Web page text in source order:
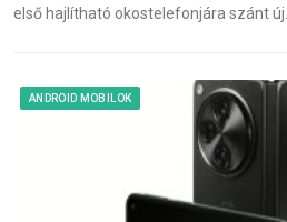
első hajlítható okostelefonjára szánt új…
ANDROID MOBILOK